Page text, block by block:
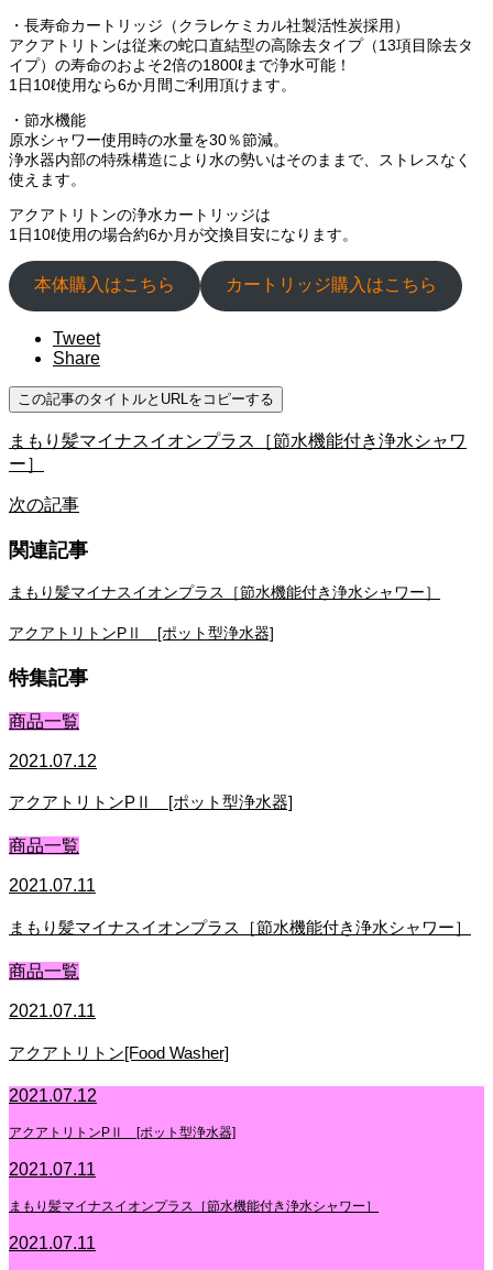
・長寿命カートリッジ（クラレケミカル社製活性炭採用）
アクアトリトンは従来の蛇口直結型の高除去タイプ（13項目除去タ
イプ）の寿命のおよそ2倍の1800ℓまで浄水可能！
1日10ℓ使用なら6か月間ご利用頂けます。
・節水機能
原水シャワー使用時の水量を30％節減。
浄水器内部の特殊構造により水の勢いはそのままで、ストレスなく
使えます。
アクアトリトンの浄水カートリッジは
1日10ℓ使用の場合約6か月が交換目安になります。
本体購入はこちら カートリッジ購入はこちら
Tweet
Share
この記事のタイトルとURLをコピーする
まもり髪マイナスイオンプラス［節水機能付き浄水シャワ
ー］
次の記事
関連記事
まもり髪マイナスイオンプラス［節水機能付き浄水シャワー］
アクアトリトンPⅡ [ポット型浄水器]
特集記事
商品一覧
2021.07.12
アクアトリトンPⅡ [ポット型浄水器]
商品一覧
2021.07.11
まもり髪マイナスイオンプラス［節水機能付き浄水シャワー］
商品一覧
2021.07.11
アクアトリトン[Food Washer]
2021.07.12
アクアトリトンPⅡ [ポット型浄水器]
2021.07.11
まもり髪マイナスイオンプラス［節水機能付き浄水シャワー］
2021.07.11